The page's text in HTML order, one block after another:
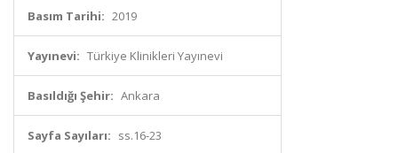
Basım Tarihi: 2019
Yayınevi: Türkiye Klinikleri Yayınevi
Basıldığı Şehir: Ankara
Sayfa Sayıları: ss.16-23